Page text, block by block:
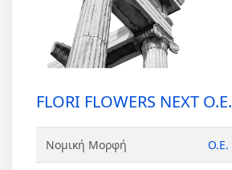
FLORI FLOWERS NEXT Ο.Ε.
Νομική Μορφή Ο.Ε.